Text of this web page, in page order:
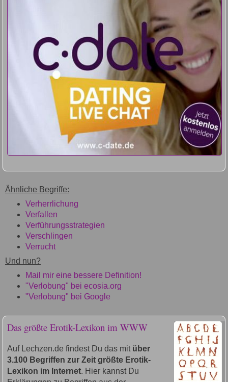
Ähnliche Begriffe:
Verherrlichung
Verfallen
Verführungsstrategien
Verschlingen
Verrucht
Und nun?
Mail mir eine bessere Definition!
"Verlobung" bei ecosia.org
"Verlobung" bei Google
Das größte Erotik-Lexikon im WWW
Auf Lechzen.de findest Du das mit über
3.100 Begriffen zur Zeit größte Erotik-
Lexikon im Internet. Hier kannst Du